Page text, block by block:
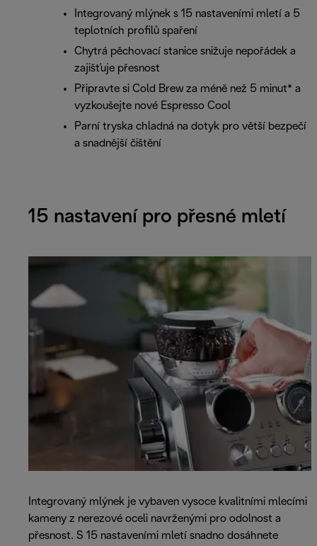
Integrovaný mlýnek s 15 nastaveními mletí a 5
teplotních profilů spaření
Chytrá pěchovací stanice snižuje nepořádek a
zajišťuje přesnost
Připravte si Cold Brew za méně než 5 minut* a
vyzkoušejte nové Espresso Cool
Parní tryska chladná na dotyk pro větší bezpečí
a snadnější čištění
15 nastavení pro přesné mletí
Integrovaný mlýnek je vybaven vysoce kvalitními mlecími
kameny z nerezové oceli navrženými pro odolnost a
přesnost. S 15 nastaveními mletí snadno dosáhnete